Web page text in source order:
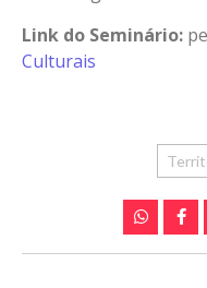
Link do Seminário:
Culturais